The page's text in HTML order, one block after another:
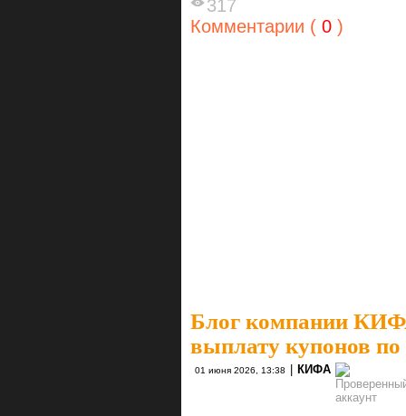
317
Комментарии ( 0 )
Блог компании
выплату купонов
01 июня 2026, 13:38 КИФА